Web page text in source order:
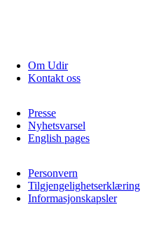
Om Udir
Kontakt oss
Presse
Nyhetsvarsel
English pages
Personvern
Tilgjengelighetserklæring
Informasjonskapsler